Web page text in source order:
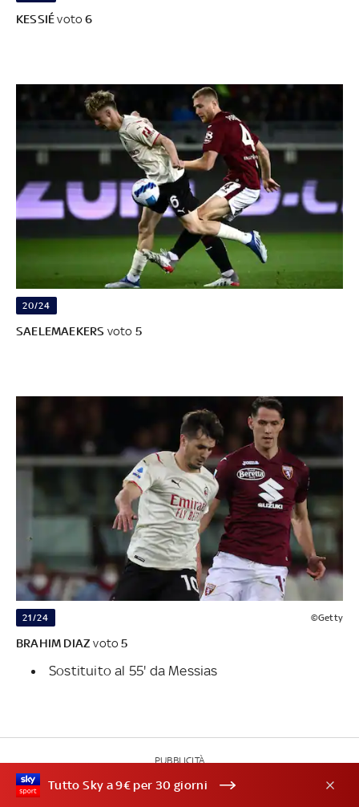
KESSIÉvoto6
20/24
SAELEMAEKERS voto 5
21/24 ©Getty
BRAHIM DIAZvoto5
Sostituito al 55' da Messias
PUBBLICITÀ
Tutto Sky a 9€ per 30 giorni